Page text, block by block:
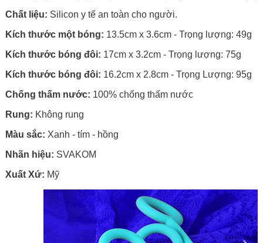
Chất liệu: Silicon y tế an toàn cho người.
Kích thước một bóng: 13.5cm x 3.6cm - Trọng lượng: 49g
Kích thước bóng đôi: 17cm x 3.2cm - Trọng lượng: 75g
Kích thước bóng đôi: 16.2cm x 2.8cm - Trọng Lượng: 95g
Chống thấm nước: 100% chống thấm nước
Rung: Không rung
Màu sắc: Xanh - tím - hồng
Nhãn hiệu: SVAKOM
Xuất Xứ: Mỹ